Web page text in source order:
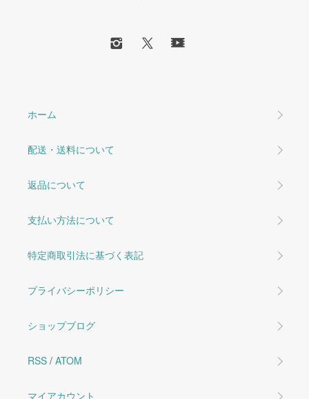
ホーム
配送・送料について
返品について
支払い方法について
特定商取引法に基づく表記
プライバシーポリシー
ショップブログ
RSS / ATOM
マイアカウント